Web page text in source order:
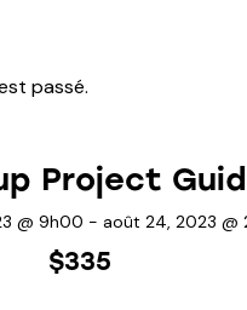
passé.
Project
@ 9h00 - août 24, 2023 @
$335